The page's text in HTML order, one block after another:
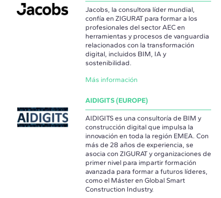
Jacobs, la consultora líder mundial,
confía en ZIGURAT para formar a los
profesionales del sector AEC en
herramientas y procesos de vanguardia
relacionados con la transformación
digital, incluidos BIM, IA y
sostenibilidad.
Más información
AIDIGITS (EUROPE)
AIDIGITS es una consultoría de BIM y
construcción digital que impulsa la
innovación en toda la región EMEA. Con
más de 28 años de experiencia, se
asocia con ZIGURAT y organizaciones de
primer nivel para impartir formación
avanzada para formar a futuros líderes,
como el Máster en Global Smart
Construction Industry.